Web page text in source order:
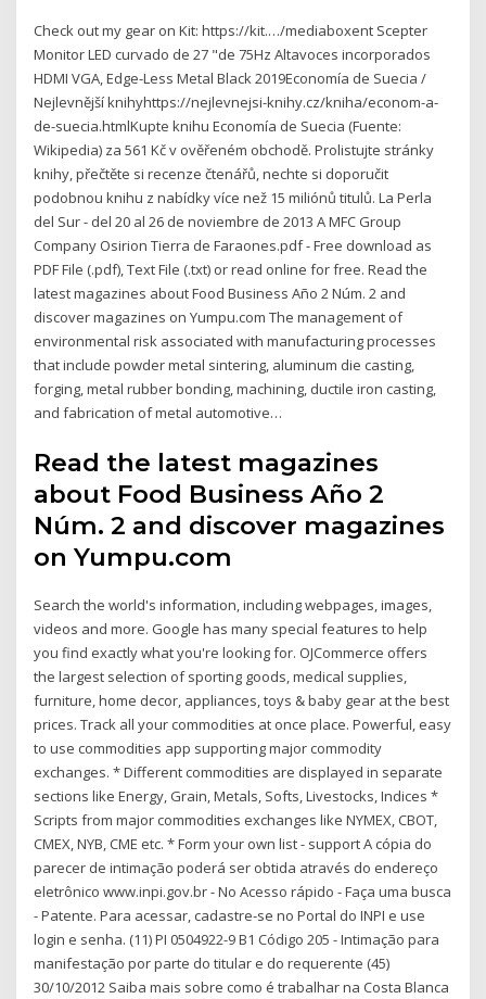
Check out my gear on Kit: https://kit.…/mediaboxent Scepter
Monitor LED curvado de 27 "de 75Hz Altavoces incorporados
HDMI VGA, Edge-Less Metal Black 2019Economía de Suecia /
Nejlevnější knihyhttps://nejlevnejsi-knihy.cz/kniha/econom-a-
de-suecia.htmlKupte knihu Economía de Suecia (Fuente:
Wikipedia) za 561 Kč v ověřeném obchodě. Prolistujte stránky
knihy, přečtěte si recenze čtenářů, nechte si doporučit
podobnou knihu z nabídky více než 15 miliónů titulů. La Perla
del Sur - del 20 al 26 de noviembre de 2013 A MFC Group
Company Osirion Tierra de Faraones.pdf - Free download as
PDF File (.pdf), Text File (.txt) or read online for free. Read the
latest magazines about Food Business Año 2 Núm. 2 and
discover magazines on Yumpu.com The management of
environmental risk associated with manufacturing processes
that include powder metal sintering, aluminum die casting,
forging, metal rubber bonding, machining, ductile iron casting,
and fabrication of metal automotive…
Read the latest magazines
about Food Business Año 2
Núm. 2 and discover magazines
on Yumpu.com
Search the world's information, including webpages, images,
videos and more. Google has many special features to help
you find exactly what you're looking for. OJCommerce offers
the largest selection of sporting goods, medical supplies,
furniture, home decor, appliances, toys & baby gear at the best
prices. Track all your commodities at once place. Powerful, easy
to use commodities app supporting major commodity
exchanges. * Different commodities are displayed in separate
sections like Energy, Grain, Metals, Softs, Livestocks, Indices *
Scripts from major commodities exchanges like NYMEX, CBOT,
CMEX, NYB, CME etc. * Form your own list - support A cópia do
parecer de intimação poderá ser obtida através do endereço
eletrônico www.inpi.gov.br - No Acesso rápido - Faça uma busca
- Patente. Para acessar, cadastre-se no Portal do INPI e use
login e senha. (11) PI 0504922-9 B1 Código 205 - Intimação para
manifestação por parte do titular e do requerente (45)
30/10/2012 Saiba mais sobre como é trabalhar na Costa Blanca